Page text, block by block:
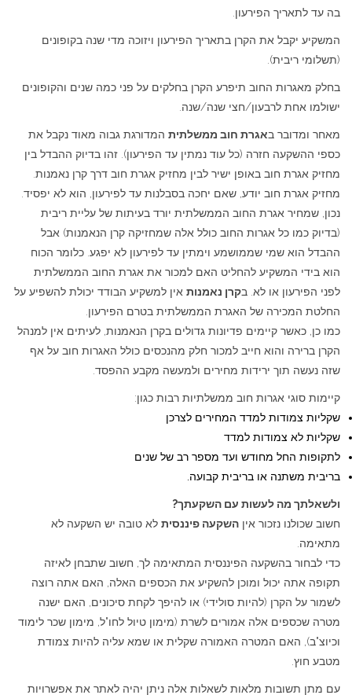
בה עד לתאריך הפירעון.
המשקיע יקבל את הקרן בתאריך הפירעון ויזוכה מדי שנה בקופונים
(תשלומי ריבית).
בחלק מאגרות החוב תיפרע הקרן בחלקים על פני כמה שנים והקופונים
ישולמו אחת לרבעון/חצי שנה/שנה.
מאחר ומדובר באגרת חוב ממשלתית המדורגת גבוה מאוד נקבל את
כספי ההשקעה חזרה (כל עוד נמתין עד הפירעון). זהו בדיוק ההבדל בין
מחזיק אגרת חוב באופן ישיר לבין מחזיק אגרת חוב דרך קרן נאמנות.
מחזיק אגרת חוב יודע, שאם יחכה בסבלנות עד לפירעון, הוא לא יפסיד.
נכון, שמחיר אגרת החוב הממשלתית יורד בעיתות של עליית ריבית
(בדיוק כמו כל אגרות החוב כולל אלה שמחזיקה קרן הנאמנות) אבל
ההבדל הוא שמי שממושמע וימתין עד לפירעון לא יפגע. כלומר הכוח
הוא בידי המשקיע להחליט האם למכור את אגרת החוב הממשלתית
לפני הפירעון או לא. בקרן נאמנות אין למשקיע הבודד יכולת להשפיע על
החלטת המכירה של האגרת הממשלתית בטרם הפירעון.
כמו כן, כאשר קיימים פדיונות גדולים בקרן הנאמנות, לעיתים אין למנהל
הקרן ברירה והוא חייב למכור חלק מהנכסים כולל האגרות חוב על אף
שזה נעשה תוך ירידות מחירים ולמעשה מקבע ההפסד.
קיימות סוגי אגרות חוב ממשלתיות רבות כגון:
שקליות צמודות למדד המחירים לצרכן
שקליות לא צמודות למדד
לתקופות החל מחודש ועד מספר רב של שנים
בריבית משתנה או בריבית קבועה.
ולשאלתך מה לעשות עם השקעתך?
חשוב שכולנו נזכור אין השקעה פיננסית לא טובה יש השקעה לא
מתאימה.
כדי לבחור בהשקעה הפיננסית המתאימה לך, חשוב שתבחן לאיזה
תקופה אתה יכול ומוכן להשקיע את הכספים האלה, האם אתה רוצה
לשמור על הקרן (להיות סולידי) או להיפך לקחת סיכונים, האם ישנה
מטרה שכספים אלה אמורים לשרת (מימון טיול לחו"ל, מימון שכר לימוד
וכיוצ"ב), האם המטרה האמורה שקלית או שמא עליה להיות צמודת
מטבע חוץ.
עם מתן תשובות מלאות לשאלות אלה ניתן יהיה לאתר את אפשרויות